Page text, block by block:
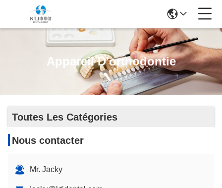
Appareil D'orthodontie
Toutes Les Catégories
Nous contacter
Mr. Jacky